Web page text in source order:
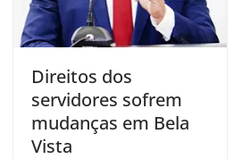
Direitos dos
servidores sofrem
mudanças em Bela
Vista